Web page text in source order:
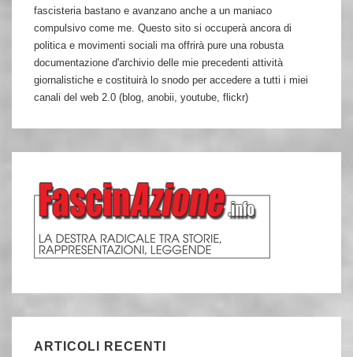
fascisteria bastano e avanzano anche a un maniaco
compulsivo come me. Questo sito si occuperà ancora di
politica e movimenti sociali ma offrirà pure una robusta
documentazione d'archivio delle mie precedenti attività
giornalistiche e costituirà lo snodo per accedere a tutti i miei
canali del web 2.0 (blog, anobii, youtube, flickr)
ARTICOLI RECENTI